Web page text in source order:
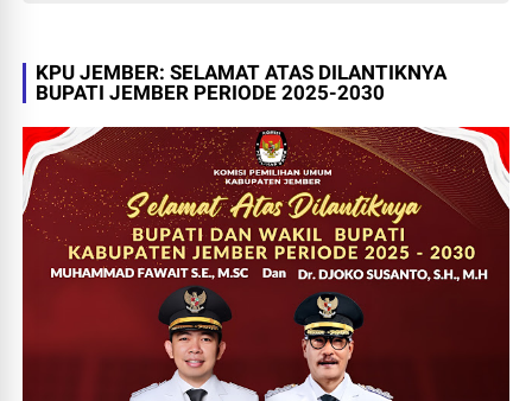
KPU JEMBER: SELAMAT ATAS DILANTIKNYA
BUPATI JEMBER PERIODE 2025-2030